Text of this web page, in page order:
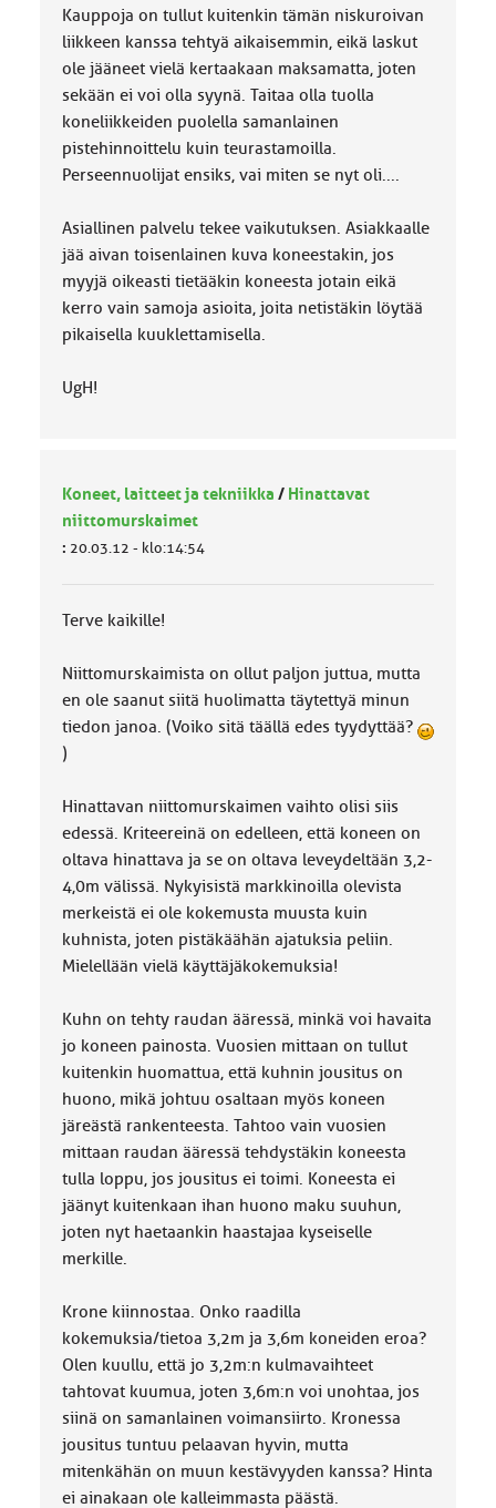
Kauppoja on tullut kuitenkin tämän niskuroivan
liikkeen kanssa tehtyä aikaisemmin, eikä laskut
ole jääneet vielä kertaakaan maksamatta, joten
sekään ei voi olla syynä. Taitaa olla tuolla
koneliikkeiden puolella samanlainen
pistehinnoittelu kuin teurastamoilla.
Perseennuolijat ensiks, vai miten se nyt oli....
Asiallinen palvelu tekee vaikutuksen. Asiakkaalle
jää aivan toisenlainen kuva koneestakin, jos
myyjä oikeasti tietääkin koneesta jotain eikä
kerro vain samoja asioita, joita netistäkin löytää
pikaisella kuuklettamisella.
UgH!
Koneet, laitteet ja tekniikka / Hinattavat
niittomurskaimet
: 20.03.12 - klo:14:54
Terve kaikille!
Niittomurskaimista on ollut paljon juttua, mutta
en ole saanut siitä huolimatta täytettyä minun
tiedon janoa. (Voiko sitä täällä edes tyydyttää?
)
Hinattavan niittomurskaimen vaihto olisi siis
edessä. Kriteereinä on edelleen, että koneen on
oltava hinattava ja se on oltava leveydeltään 3,2-
4,0m välissä. Nykyisistä markkinoilla olevista
merkeistä ei ole kokemusta muusta kuin
kuhnista, joten pistäkäähän ajatuksia peliin.
Mielellään vielä käyttäjäkokemuksia!
Kuhn on tehty raudan ääressä, minkä voi havaita
jo koneen painosta. Vuosien mittaan on tullut
kuitenkin huomattua, että kuhnin jousitus on
huono, mikä johtuu osaltaan myös koneen
järeästä rankenteesta. Tahtoo vain vuosien
mittaan raudan ääressä tehdystäkin koneesta
tulla loppu, jos jousitus ei toimi. Koneesta ei
jäänyt kuitenkaan ihan huono maku suuhun,
joten nyt haetaankin haastajaa kyseiselle
merkille.
Krone kiinnostaa. Onko raadilla
kokemuksia/tietoa 3,2m ja 3,6m koneiden eroa?
Olen kuullu, että jo 3,2m:n kulmavaihteet
tahtovat kuumua, joten 3,6m:n voi unohtaa, jos
siinä on samanlainen voimansiirto. Kronessa
jousitus tuntuu pelaavan hyvin, mutta
mitenkähän on muun kestävyyden kanssa? Hinta
ei ainakaan ole kalleimmasta päästä.